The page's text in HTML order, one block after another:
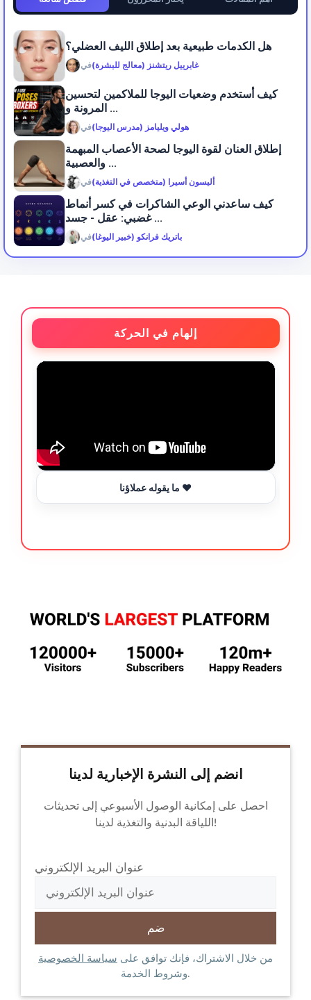
هل الكدمات طبيعية بعد إطلاق الليف العضلي؟
فيغابرييل ريتشنز (معالج للبشرة)
كيف أستخدم وضعيات اليوجا للملاكمين لتحسين
المرونة و ...
فيهولي ويليامز (مدرس اليوجا)
إطلاق العنان لقوة اليوجا لصحة الأعصاب المبهمة
والعصبية ...
فيأليسون أسيرا (متخصص في التغذية)
كيف ساعدني الوعي الشاكرات في كسر أنماط
غضبي: عقل - جسد ...
فيباتريك فرانكو (خبير اليوغا)
إلهام في الحركة
ما يقوله عملاؤنا ❤️
انضم إلى النشرة الإخبارية لدينا
احصل على إمكانية الوصول الأسبوعي إلى تحديثات
اللياقة البدنية والتغذية لدينا!
عنوان البريد الإلكتروني
من خلال الاشتراك، فإنك توافق على سياسة الخصوصية
وشروط الخدمة.